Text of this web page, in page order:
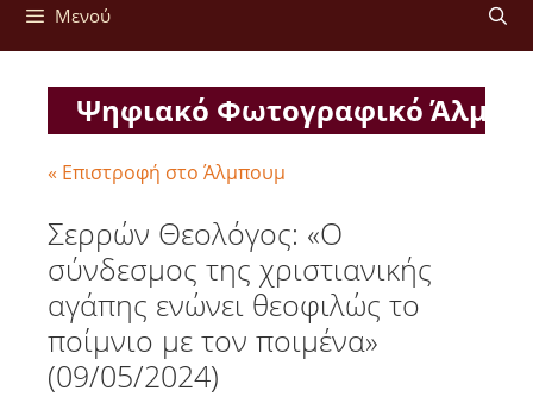
Μενού
Ψηφιακό Φωτογραφικό
« Επιστροφή στο Άλμπουμ
Σερρών Θεολόγος: «Ο
σύνδεσμος της χριστιανικής
αγάπης ενώνει θεοφιλώς το
ποίμνιο με τον ποιμένα»
(09/05/2024)